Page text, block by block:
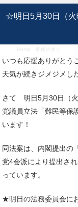
Skip to content
☆明日5月30日（火
いつも応援ありがとう
天気が続きジメジメし
さて 明日5月30日（
党議員立法「難民等保
います！
同法案は、内閣提出の
党4会派により提出さ
っています。
★明日の法務委員会に